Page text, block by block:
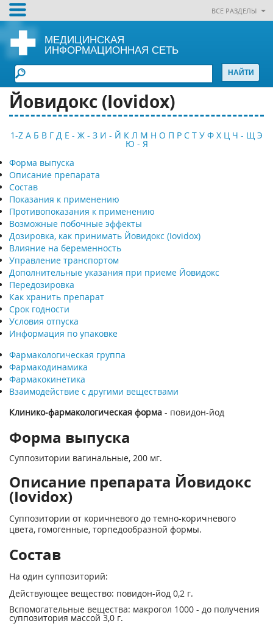
ВСЕ РАЗДЕЛЫ
МЕДИЦИНСКАЯ
ИНФОРМАЦИОННАЯ СЕТЬ
Йовидокс (Iovidox)
1-Z А Б В Г Д Е - Ж - З И - Й К Л М Н О П Р С Т У Ф Х Ц Ч - Щ Э
Ю - Я
Форма выпуска
Описание препарата
Состав
Показания к применению
Противопоказания к применению
Возможные побочные эффекты
Дозировка, как принимать Йовидокс (Iovidox)
Влияние на беременность
Управление транспортом
Дополнительные указания при приеме Йовидокс
Передозировка
Как хранить препарат
Срок годности
Условия отпуска
Информация по упаковке
Фармакологическая группа
Фармакодинамика
Фармакокинетика
Взаимодействие с другими веществами
Клинико-фармакологическая форма - повидон-йод
Форма выпуска
Суппозитории вагинальные, 200 мг.
Описание препарата Йовидокс
(Iovidox)
Суппозитории от коричневого до темно-коричневого
цвета, гомогенные, торпедообразной формы.
Состав
На один суппозиторий:
Действующее вещество: повидон-йод 0,2 г.
Вспомогательные вещества: макрогол 1000 - до получения
суппозитория массой 3,0 г.